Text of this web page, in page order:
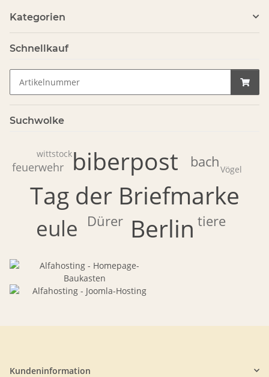
Kategorien
Schnellkauf
Suchwolke
Tag der Briefmarke
biberpost
Berlin
eule Dürer tiere
bach
feuerwehr
wittstock
Vögel
Kundeninformation